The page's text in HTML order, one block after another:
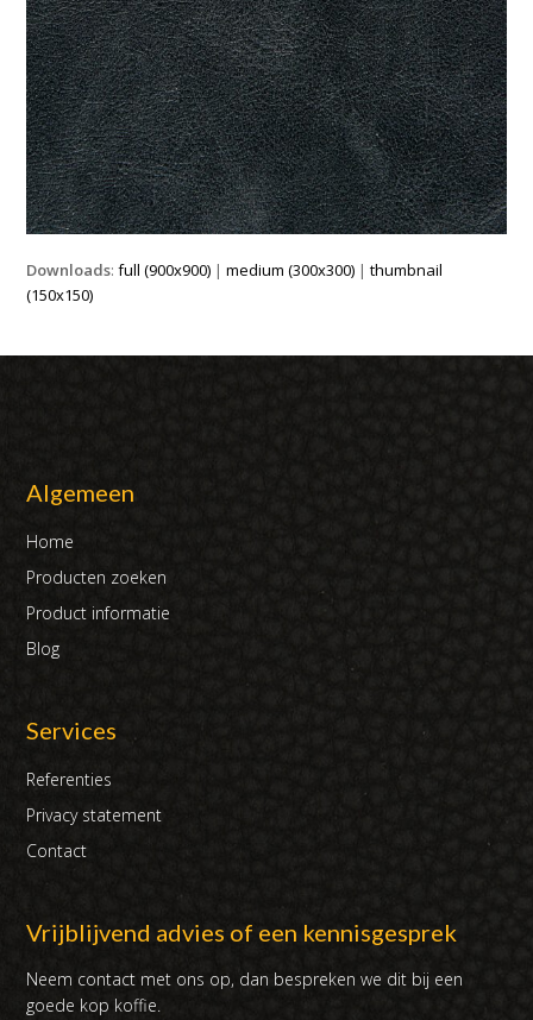
Downloads:full (900x900) |medium (300x300) |thumbnail
(150x150)
Algemeen
Home
Producten zoeken
Product informatie
Blog
Services
Referenties
Privacy statement
Contact
Vrijblijvend advies of een kennisgesprek
Neem contact met ons op, dan bespreken we dit bij een
goede kop koffie.